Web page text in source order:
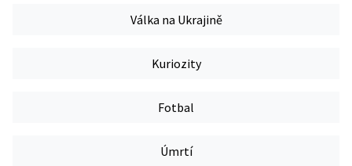
Válka na Ukrajině
Kuriozity
Fotbal
Úmrtí